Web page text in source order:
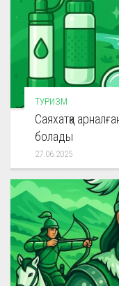
ТУРИЗМ
Саяхатқа
болады
27.06.2025